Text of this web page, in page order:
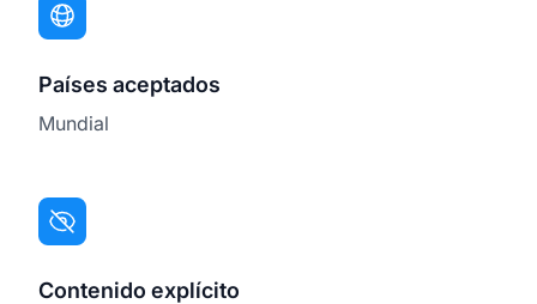
Países aceptados
Mundial
Contenido explícito